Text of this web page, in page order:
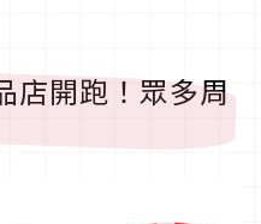
店開跑！眾多周